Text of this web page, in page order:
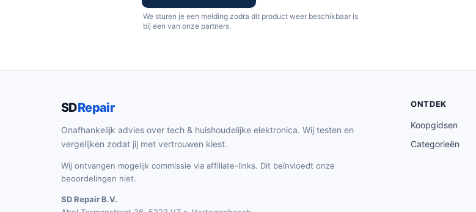
We sturen je een melding zodra dit product weer beschikbaar is
bij een van onze partners.
SDRepair
Onafhankelijk advies over tech & huishoudelijke elektronica. Wij testen en
vergelijken zodat jij met vertrouwen kiest.
Wij ontvangen mogelijk commissie via affiliate-links. Dit beïnvloedt onze
beoordelingen niet.
SD Repair B.V.
ONTDEK
Koopgidsen
Categorieën